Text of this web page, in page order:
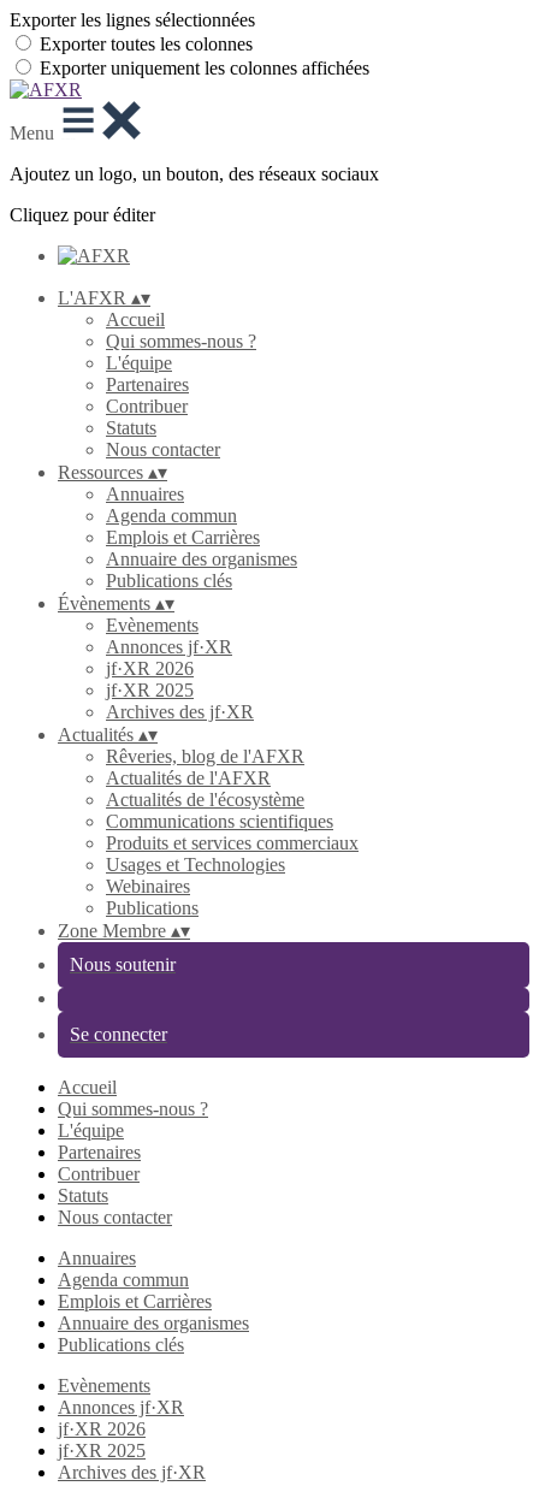
Exporter les lignes sélectionnées
Exporter toutes les colonnes
Exporter uniquement les colonnes affichées
Menu
Ajoutez un logo, un bouton, des réseaux sociaux
Cliquez pour éditer
L'AFXR ▴▾
Accueil
Qui sommes-nous ?
L'équipe
Partenaires
Contribuer
Statuts
Nous contacter
Ressources ▴▾
Annuaires
Agenda commun
Emplois et Carrières
Annuaire des organismes
Publications clés
Évènements ▴▾
Evènements
Annonces jf·XR
jf·XR 2026
jf·XR 2025
Archives des jf·XR
Actualités ▴▾
Rêveries, blog de l'AFXR
Actualités de l'AFXR
Actualités de l'écosystème
Communications scientifiques
Produits et services commerciaux
Usages et Technologies
Webinaires
Publications
Zone Membre ▴▾
Nous soutenir
Se connecter
Accueil
Qui sommes-nous ?
L'équipe
Partenaires
Contribuer
Statuts
Nous contacter
Annuaires
Agenda commun
Emplois et Carrières
Annuaire des organismes
Publications clés
Evènements
Annonces jf·XR
jf·XR 2026
jf·XR 2025
Archives des jf·XR